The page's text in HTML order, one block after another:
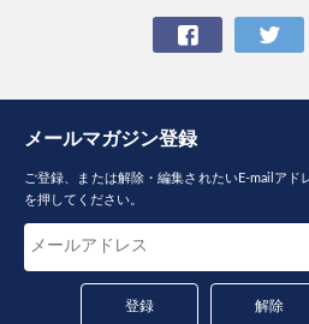
メールマガジン登録
ご登録、または解除・編集されたいE-mailアド
を押してください。